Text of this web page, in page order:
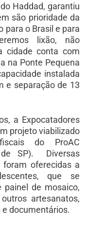
Haddad, garantiu
são prioridade da
para o Brasil e para
lixão, não
cidade conta com
na Ponte Pequena
instalada
e separação de 13
a Expocatadores
projeto viabilizado
do ProAC
de SP). Diversas
oferecidas a
que se
de mosaico,
artesanatos,
documentários.